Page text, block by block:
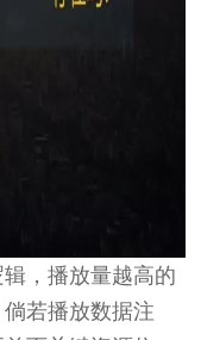
，播放量越高的
若播放数据注